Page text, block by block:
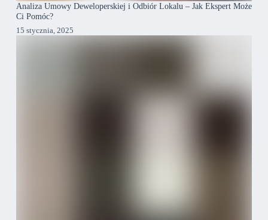
Analiza Umowy Deweloperskiej i Odbiór Lokalu – Jak Ekspert Może
Ci Pomóc?
15 stycznia, 2025